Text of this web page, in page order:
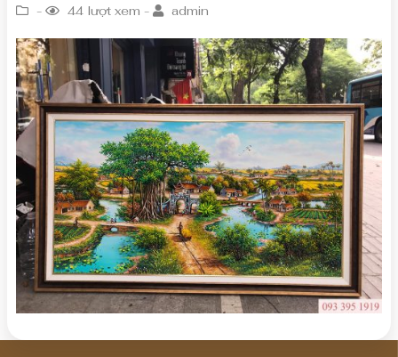
- 44 lượt xem - admin